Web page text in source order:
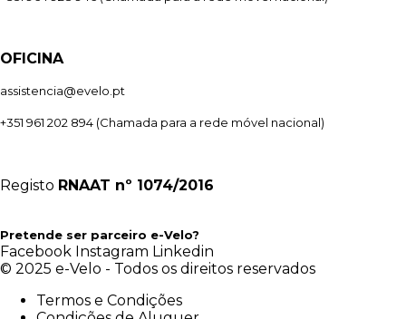
OFICINA
assistencia@evelo.pt
+351 961 202 894 (Chamada para a rede móvel nacional)
Registo RNAAT nº 1074/2016
Pretende ser parceiro e-Velo?
Facebook Instagram Linkedin
© 2025 e-Velo - Todos os direitos reservados
Termos e Condições